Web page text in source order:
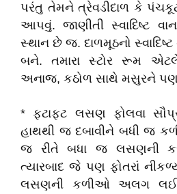
પરંતુ તેમને ત્રેવડીદાળ કે
આપવું. જાણીતી સ્વાદિષ્ટ
સ્થાન છે જ. દાળમૂઠનો
બને. તમારા સ્ટોર રૂમ
અનાજ, કઠોળ સાથે મસુરને
* ફટાફટ લસણ ફોલવા
હાથથી જ દબાવીને બધી જ
જ રીતે બધા જ લસણની
ત્યારબાદ જે પણ ફોતરાં
લસણની કળીઓ અલગ લઈ